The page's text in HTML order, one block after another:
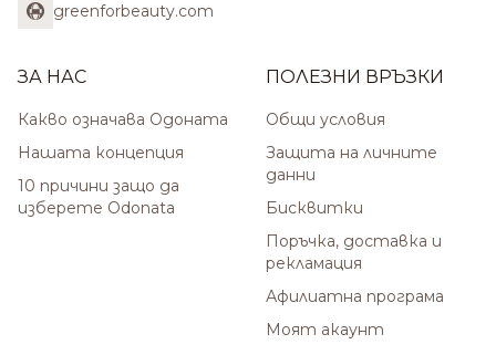
greenforbeauty.com
ЗА НАС
Какво означава Одоната
Нашата концепция
10 причини защо да
изберете Odonata
ПОЛЕЗНИ ВРЪЗКИ
Общи условия
Защита на личните
данни
Бисквитки
Поръчка, доставка и
рекламация
Афилиатна програма
Моят акаунт